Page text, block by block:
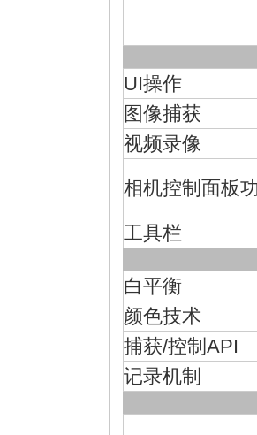
UI操作
图像捕获
视频录像
相机控制面板
工具栏
白平衡
颜色技术
捕获/控制API
记录机制